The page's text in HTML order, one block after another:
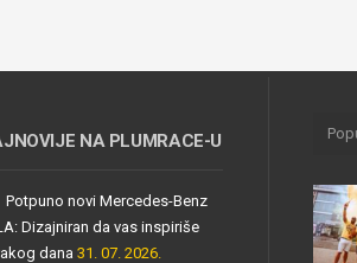
NA PLUMRACE-U
Potpuno novi Mercedes-Benz
Dizajniran da vas inspiriše
dana 31. 07. 2026.